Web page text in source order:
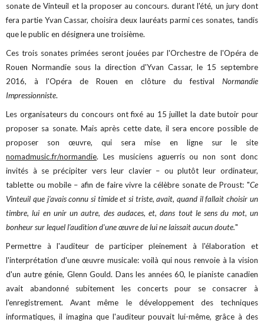
sonate de Vinteuil et la proposer au concours. durant l'été, un jury dont
fera partie Yvan Cassar, choisira deux lauréats parmi ces sonates, tandis
que le public en désignera une troisième.
Ces trois sonates primées seront jouées par l'Orchestre de l'Opéra de
Rouen Normandie sous la direction d'Yvan Cassar, le 15 septembre
2016, à l'Opéra de Rouen en clôture du festival Normandie
Impressionniste.
Les organisateurs du concours ont fixé au 15 juillet la date butoir pour
proposer sa sonate. Mais après cette date, il sera encore possible de
proposer son œuvre, qui sera mise en ligne sur le site
nomadmusic.fr/normandie. Les musiciens aguerris ou non sont donc
invités à se précipiter vers leur clavier – ou plutôt leur ordinateur,
tablette ou mobile – afin de faire vivre la célèbre sonate de Proust: "Ce
Vinteuil que j'avais connu si timide et si triste, avait, quand il fallait choisir un
timbre, lui en unir un autre, des audaces, et, dans tout le sens du mot, un
bonheur sur lequel l'audition d'une œuvre de lui ne laissait aucun doute."
Permettre à l'auditeur de participer pleinement à l'élaboration et
l'interprétation d'une œuvre musicale: voilà qui nous renvoie à la vision
d'un autre génie, Glenn Gould. Dans les années 60, le pianiste canadien
avait abandonné subitement les concerts pour se consacrer à
l'enregistrement. Avant même le développement des techniques
informatiques, il imagina que l'auditeur pouvait lui-même, grâce à des